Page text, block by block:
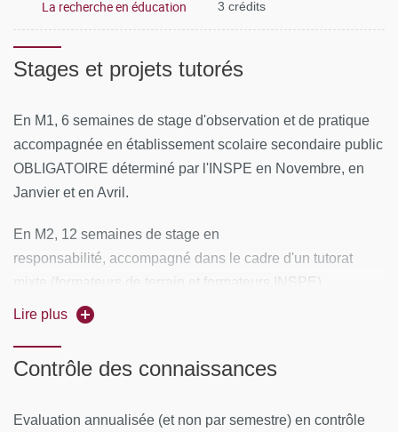
La recherche en éducation 3 crédits
Stages et projets tutorés
En M1, 6 semaines de stage d'observation et de pratique
accompagnée en établissement scolaire secondaire public
OBLIGATOIRE déterminé par l'INSPE en Novembre, en
Janvier et en Avril.
En M2, 12 semaines de stage en
responsabilité, accompagné dans le cadre d'un tutorat
mixte (formateurs de terrain et formateurs INSPE).
A noter: les étudiant.e.s peuvent bénéficier d'une
alternance sous la forme d'un stage en responsabilité à
tiers temps rémunéré, dans la limite des possibilités
préalable.
Lire plus
Contrôle des connaissances
Evaluation annualisée (et non par semestre) en contrôle